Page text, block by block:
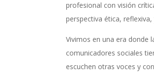
profesional con visión
perspectiva ética,
Vivimos en una era donde
comunicadores sociales
escuchen otras voces y